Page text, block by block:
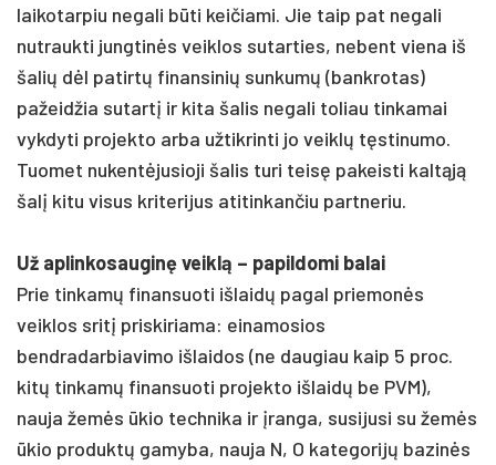
laikotarpiu negali būti keičiami. Jie taip pat negali
nutraukti jungtinės veiklos sutarties, nebent viena iš
šalių dėl patirtų finansinių sunkumų (bankrotas)
pažeidžia sutartį ir kita šalis negali toliau tinkamai
vykdyti projekto arba užtikrinti jo veiklų tęstinumo.
Tuomet nukentėjusioji šalis turi teisę pakeisti kaltąją
šalį kitu visus kriterijus atitinkančiu partneriu.
Už aplinkosauginę veiklą – papildomi balai
Prie tinkamų finansuoti išlaidų pagal priemonės
veiklos sritį priskiriama: einamosios
bendradarbiavimo išlaidos (ne daugiau kaip 5 proc.
kitų tinkamų finansuoti projekto išlaidų be PVM),
nauja žemės ūkio technika ir įranga, susijusi su žemės
ūkio produktų gamyba, nauja N, O kategorijų bazinės